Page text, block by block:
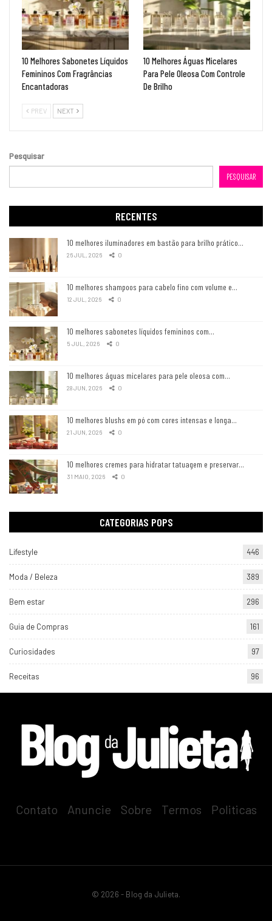
10 Melhores Sabonetes Líquidos
Femininos Com Fragrâncias
Encantadoras
10 Melhores Águas Micelares
Para Pele Oleosa Com Controle
De Brilho
PREV NEXT
Pesquisar
PESQUISAR
RECENTES
10 melhores iluminadores em bastão para brilho prático…
26 JUL, 2026 0
10 melhores shampoos para cabelo fino com volume e…
12 JUL, 2026 0
10 melhores sabonetes líquidos femininos com…
5 JUL, 2026 0
10 melhores águas micelares para pele oleosa com…
28 JUN, 2026 0
10 melhores blushs em pó com cores intensas e longa…
21 JUN, 2026 0
10 melhores cremes para hidratar tatuagem e preservar…
31 MAIO, 2026 0
CATEGORIAS POPS
Lifestyle 446
Moda / Beleza 389
Bem estar 296
Guia de Compras 161
Curiosidades 97
Receitas 96
Contato Anuncie Sobre Termos Politicas
© 2026 - Blog da Julieta.